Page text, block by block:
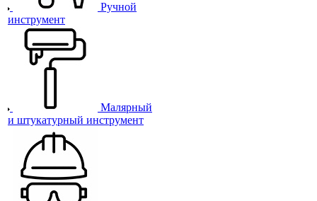
Ручной
инструмент
Малярный
и штукатурный инструмент